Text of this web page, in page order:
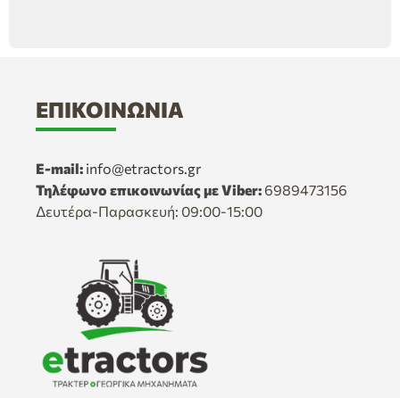
ΕΠΙΚΟΙΝΩΝΊΑ
E-mail: info@etractors.gr
Τηλέφωνο επικοινωνίας με Viber: 6989473156
Δευτέρα-Παρασκευή: 09:00-15:00